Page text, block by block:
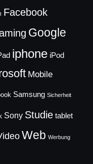
Facebook
Google
iphone iPod
Mobile
Samsung Sicherheit
Sony Studie tablet
Web Werbung